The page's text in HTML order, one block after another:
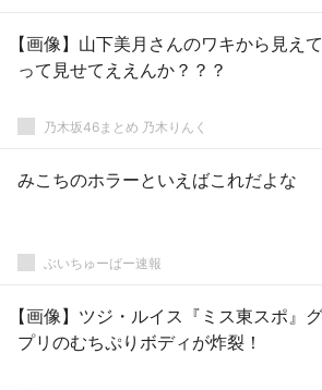
【画像】山下美月さんのワキから見え
って見せてええんか？？？
乃木坂46まとめ 乃木りんく
みこちのホラーといえばこれだよな
ぶいちゅーばー速報
【画像】ツジ・ルイス『ミス東スポ』
プリのむちぷりボディが炸裂！